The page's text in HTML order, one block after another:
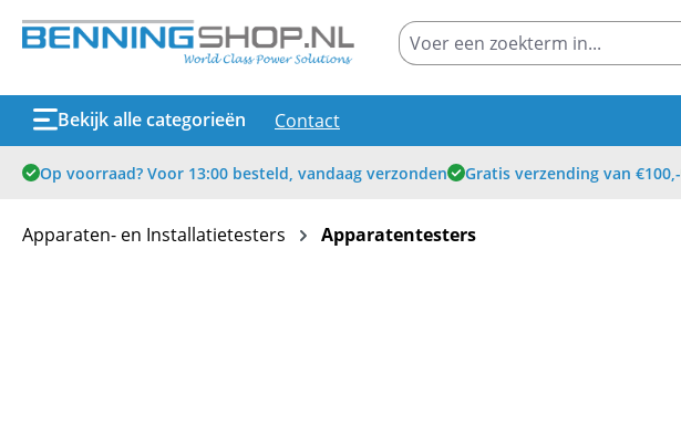
Ga naar de hoofdnavigatie
Bekijk alle categorieën Contact
Op voorraad? Voor 13:00 besteld, vandaag verzonden Gratis verzending van €100,-
Apparaten- en Installatietesters Apparatentesters